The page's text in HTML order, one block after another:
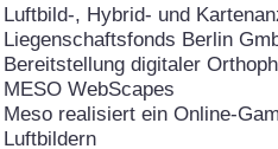
Luftbild-, Hybrid- und
Liegenschaftsfonds Berlin
Bereitstellung digitaler
MESO WebScapes
Meso realisiert ein Online-
Luftbildern